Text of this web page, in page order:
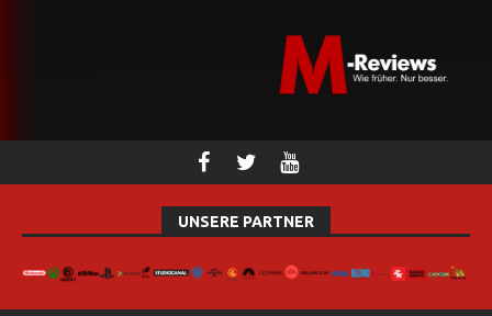
UNSERE PARTNER